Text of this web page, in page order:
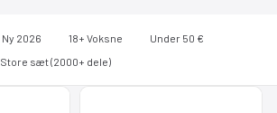
Ny 2026 18+ Voksne
Under 50 €
Store sæt (2000+ dele)